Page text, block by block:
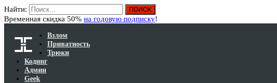
Найти:
Временная скидка 50% на годовую подписку!
Взлом
Приватность
Трюки
Кодинг
Админ
Geek